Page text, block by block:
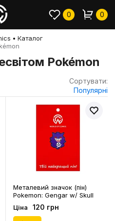
0 0
Каталог
Pokémon
Сортувати:
Популярні
Металевий значок (пін)
Pokemon: Gengar w/ Skull
and Bones, (14657)
Ціна 120 грн